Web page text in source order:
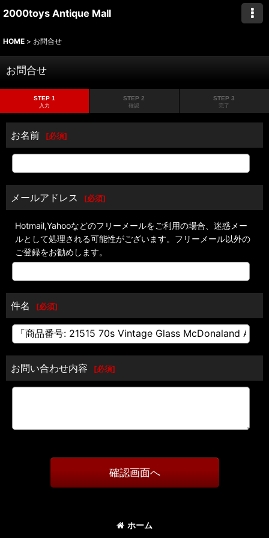
2000toys Antique Mall
HOME > お問合せ
お問合せ
STEP 1
入力
STEP 2
確認
STEP 3
完了
お名前 [必須]
メールアドレス [必須]
Hotmail,Yahooなどのフリーメールをご利用の場合、迷惑メー
ルとして処理される可能性がございます。フリーメール以外の
ご登録をお勧めします。
件名 [必須]
お問い合わせ内容 [必須]
確認画面へ
ホーム